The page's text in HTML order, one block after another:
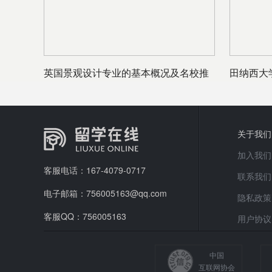
英国景观设计专业的基本概况及名校推
田纳西大
客服电话：167-4079-0717
电子邮箱：756005163@qq.com
客服QQ：756005163
关于我们
加入我们
联系我们
隐私政策
用户协议
中国
互联网协会